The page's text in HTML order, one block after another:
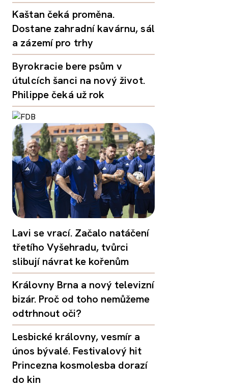
Kaštan čeká proměna.
Dostane zahradní kavárnu, sál
a zázemí pro trhy
Byrokracie bere psům v
útulcích šanci na nový život.
Philippe čeká už rok
Lavi se vrací. Začalo natáčení
třetího Vyšehradu, tvůrci
slibují návrat ke kořenům
Královny Brna a nový televizní
bizár. Proč od toho nemůžeme
odtrhnout oči?
Lesbické královny, vesmír a
únos bývalé. Festivalový hit
Princezna kosmolesba dorazí
do kin